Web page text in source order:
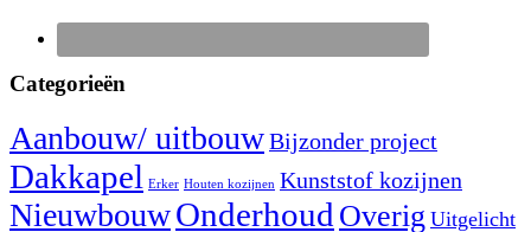
Categorieën
Aanbouw/ uitbouwBijzonder project
Dakkapel Erker Houten kozijnen Kunststof kozijnen
NieuwbouwOnderhoud Overig Uitgelicht